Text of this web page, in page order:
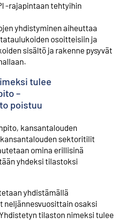
-rajapintaan tehtyihin
yhdistyminen aiheuttaa
osoitteisiin ja
sisältö ja rakenne pysyvät
tulee
–
poistuu
kansantalouden
sektoritilit
omina erillisinä
yhdeksi tilastoksi
yhdistämällä
osaksi
tilaston nimeksi tulee